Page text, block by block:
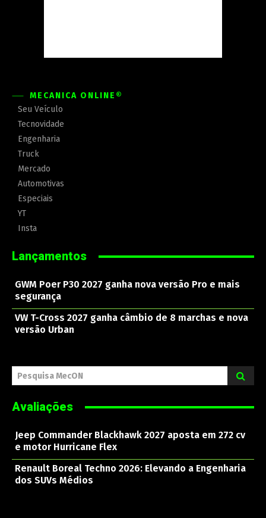
MECÂNICA ONLINE®
Seu Veículo
Tecnovidade
Engenharia
Truck
Mercado
Automotivas
Especiais
YT
Insta
Lançamentos
GWM Poer P30 2027 ganha nova versão Pro e mais
segurança
VW T-Cross 2027 ganha câmbio de 8 marchas e nova
versão Urban
Pesquisa MecON
Avaliações
Jeep Commander Blackhawk 2027 aposta em 272 cv
e motor Hurricane Flex
Renault Boreal Techno 2026: Elevando a Engenharia
dos SUVs Médios